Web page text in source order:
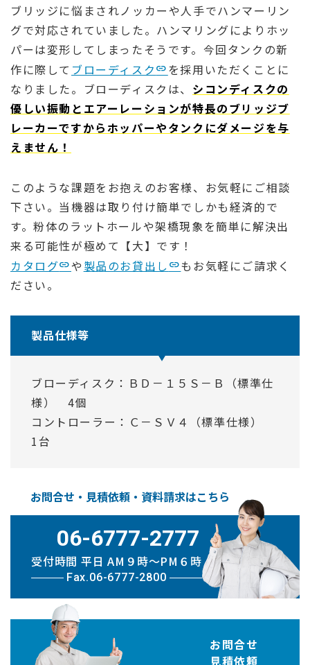
ブリッジに悩まされノッカーや人手でハンマーリン
グで対応されていました。ハンマリングによりホッ
パーは変形してしまったそうです。今回タンクの新
作に際して ブローディスク
を採用いただくことに
なりました。ブローディスクは、 シコンディスクの
優しい振動とエアーレーションが特長のブリッジブ
レーカーですからホッパーやタンクにダメージを与
えません！
このような課題をお抱えのお客様、お気軽にご相談
下さい。当機器は取り付け簡単でしかも経済的で
す。粉体のラットホールや架橋現象を簡単に解決出
来る可能性が極めて【大】です！
カタログ
や 製品のお貸出し
もお気軽にご請求く
ださい。
製品仕様等
ブローディスク：ＢＤ－１５Ｓ－Ｂ（標準仕
様） 4個
コントローラー：Ｃ－ＳＶ４（標準仕様）
1台
お問合せ・見積依頼・資料請求はこちら
06-6777-2777
受付時間 平日 AM９時〜PM６時
Fax.06-6777-2800
お問合せ
見積依頼